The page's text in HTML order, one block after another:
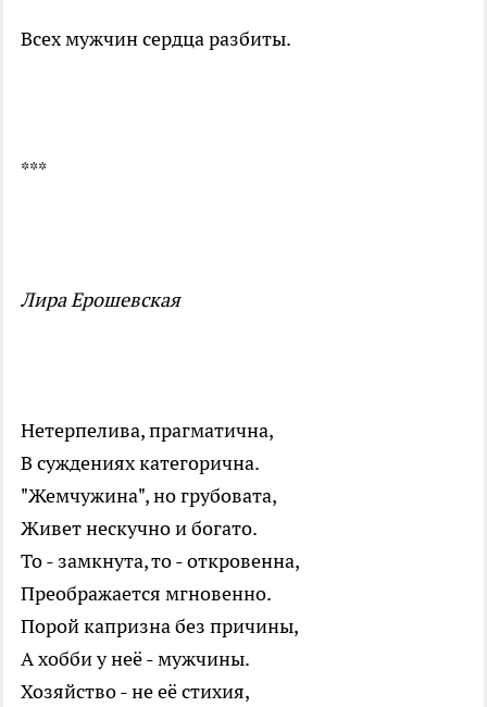
Всех мужчин сердца разбиты.
***
Лира Ерошевская
Нетерпелива, прагматична,
В суждениях категорична.
"Жемчужина", но грубовата,
Живет нескучно и богато.
То - замкнута, то - откровенна,
Преображается мгновенно.
Порой капризна без причины,
А хобби у неё - мужчины.
Хозяйство - не её стихия,